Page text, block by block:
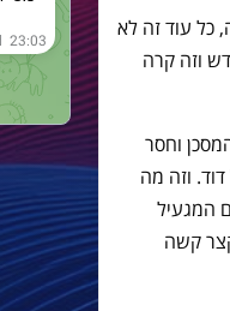
כל עוד זה לא
וזה קרה
וחסר
וזה מה
המגעיל
קשה